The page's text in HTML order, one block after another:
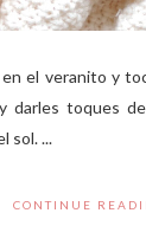
el veranito y
darles toques
sol. ...
CONTINUE